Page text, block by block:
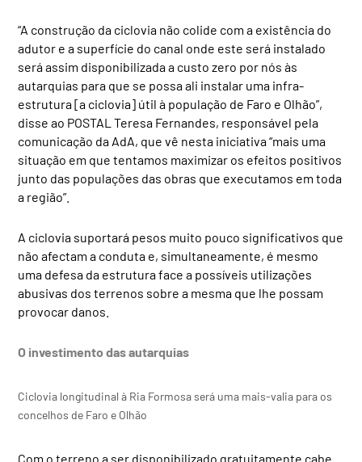
“A construção da ciclovia não colide com a existência do
adutor e a superfície do canal onde este será instalado
será assim disponibilizada a custo zero por nós às
autarquias para que se possa ali instalar uma infra-
estrutura [a ciclovia] útil à população de Faro e Olhão”,
disse ao POSTAL Teresa Fernandes, responsável pela
comunicação da AdA, que vê nesta iniciativa “mais uma
situação em que tentamos maximizar os efeitos positivos
junto das populações das obras que executamos em toda
a região”.
A ciclovia suportará pesos muito pouco significativos que
não afectam a conduta e, simultaneamente, é mesmo
uma defesa da estrutura face a possíveis utilizações
abusivas dos terrenos sobre a mesma que lhe possam
provocar danos.
O investimento das autarquias
Ciclovia longitudinal à Ria Formosa será uma mais-valia para os
concelhos de Faro e Olhão
Com o terreno a ser disponibilizado gratuitamente cabe